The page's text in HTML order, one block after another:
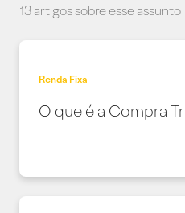
13 artigos sobre esse assunto
Renda Fixa
O que é a Compra